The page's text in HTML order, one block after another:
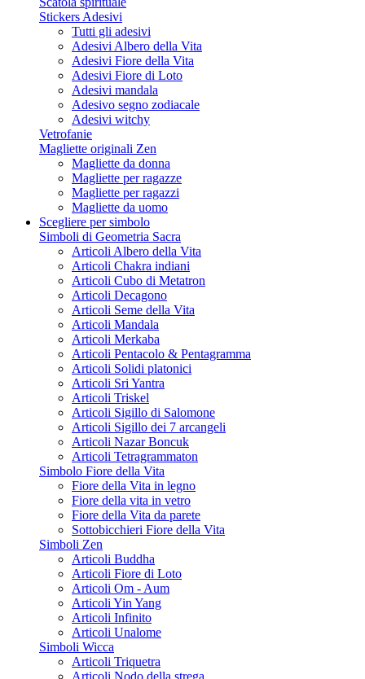
Stickers Adesivi
Tutti gli adesivi
Adesivi Albero della Vita
Adesivi Fiore della Vita
Adesivi Fiore di Loto
Adesivi mandala
Adesivo segno zodiacale
Adesivi witchy
Vetrofanie
Magliette originali Zen
Magliette da donna
Magliette per ragazze
Magliette per ragazzi
Magliette da uomo
Scegliere per simbolo
Simboli di Geometria Sacra
Articoli Albero della Vita
Articoli Chakra indiani
Articoli Cubo di Metatron
Articoli Decagono
Articoli Seme della Vita
Articoli Mandala
Articoli Merkaba
Articoli Pentacolo & Pentagramma
Articoli Solidi platonici
Articoli Sri Yantra
Articoli Triskel
Articoli Sigillo di Salomone
Articoli Sigillo dei 7 arcangeli
Articoli Nazar Boncuk
Articoli Tetragrammaton
Simbolo Fiore della Vita
Fiore della Vita in legno
Fiore della vita in vetro
Fiore della Vita da parete
Sottobicchieri Fiore della Vita
Simboli Zen
Articoli Buddha
Articoli Fiore di Loto
Articoli Om - Aum
Articoli Yin Yang
Articoli Infinito
Articoli Unalome
Simboli Wicca
Articoli Triquetra
Articoli Nodo della strega